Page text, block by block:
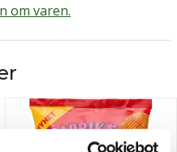
om varen.